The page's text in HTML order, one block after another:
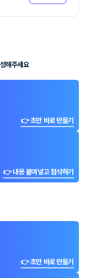
해주세요
👉 초안 바로 만들기
👉 내용 붙여넣고 첨삭하기
👉 초안 바로 만들기